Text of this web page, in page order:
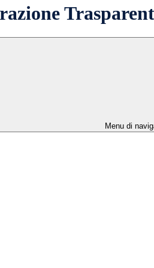
Menu di